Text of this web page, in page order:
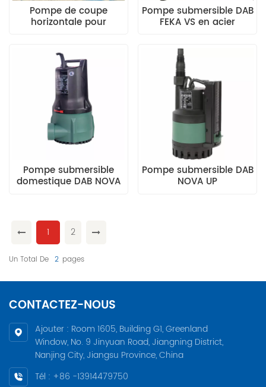
Pompe de coupe
horizontale pour
Pompe submersible DAB
FEKA VS en acier
vortex en acier
inoxydable micro-
moulé
Pompe submersible
domestique DAB NOVA
Pompe submersible DAB
NOVA UP
1 2
Un Total De 2 Pages
CONTACTEZ-NOUS
Ajouter : Room 1605, Building G1, Greenland
Window, No. 9 Jinyuan Road, Jiangning District,
Nanjing City, Jiangsu Province, China
Tél : +86 -13914479750